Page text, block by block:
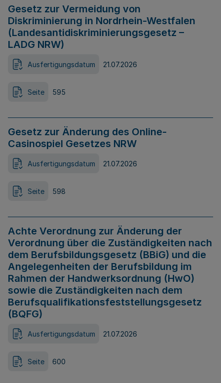
Gesetz zur Vermeidung von
Diskriminierung in Nordrhein-Westfalen
(Landesantidiskriminierungsgesetz –
LADG NRW)
Ausfertigungsdatum 21.07.2026
Seite 595
Gesetz zur Änderung des Online-
Casinospiel Gesetzes NRW
Ausfertigungsdatum 21.07.2026
Seite 598
Achte Verordnung zur Änderung der
Verordnung über die Zuständigkeiten nach
dem Berufsbildungsgesetz (BBiG) und die
Angelegenheiten der Berufsbildung im
Rahmen der Handwerksordnung (HwO)
sowie die Zuständigkeiten nach dem
Berufsqualifikationsfeststellungsgesetz
(BQFG)
Ausfertigungsdatum 21.07.2026
Seite 600